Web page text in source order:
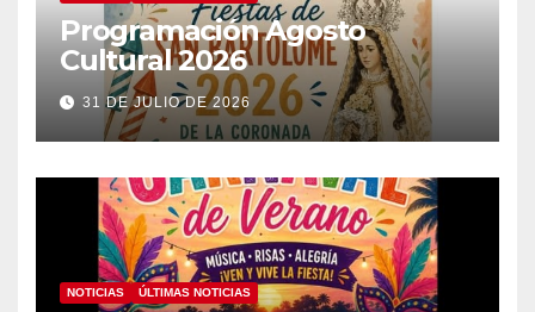
Programación Agosto
Cultural 2026
31 DE JULIO DE 2026
NOTICIAS ÚLTIMAS NOTICIAS